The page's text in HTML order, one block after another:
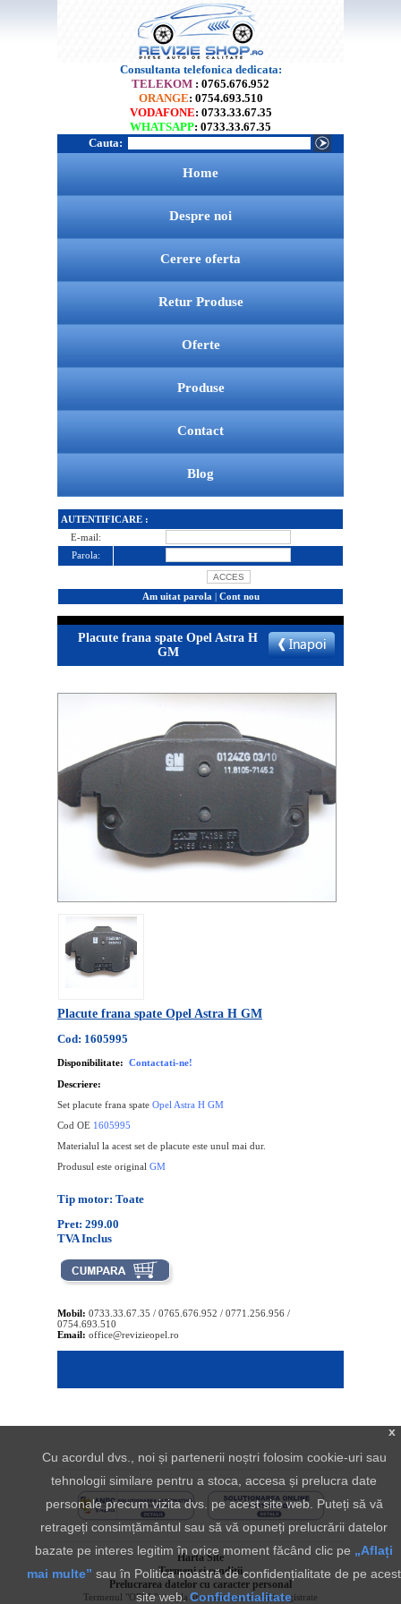
Consultanta telefonica dedicata:
TELEKOM : 0765.676.952
ORANGE: 0754.693.510
VODAFONE: 0733.33.67.35
WHATSAPP: 0733.33.67.35
Cauta:
Home
Despre noi
Cerere oferta
Retur Produse
Oferte
Produse
Contact
Blog
AUTENTIFICARE :
E-mail:
Parola:
Am uitat parola | Cont nou
Placute frana spate Opel Astra H
GM
Placute frana spate Opel Astra H GM
Cod: 1605995
Disponibilitate: Contactati-ne!
Descriere:
Set placute frana spate Opel Astra H GM
Cod OE 1605995
Materialul la acest set de placute este unul mai dur.
Produsul este original GM
Tip motor: Toate
Pret: 299.00
TVA Inclus
Mobil: 0733.33.67.35 / 0765.676.952 / 0771.256.956 /
0754.693.510
Email: office@revizieopel.ro
Harta Site
Termeni si conditii
Prelucrarea datelor cu caracter personal
Termenul "OPEL" si sigla aferenta sunt marci inregistrate
x
Cu acordul dvs., noi și partenerii noștri folosim cookie-uri sau
tehnologii similare pentru a stoca, accesa și prelucra date
personale precum vizita dvs. pe acest site web. Puteți să vă
retrageți consimțământul sau să vă opuneți prelucrării datelor
bazate pe interes legitim în orice moment făcând clic pe „Aflați
mai multe” sau în Politica noastră de confidențialitate de pe acest
site web.Confidentialitate